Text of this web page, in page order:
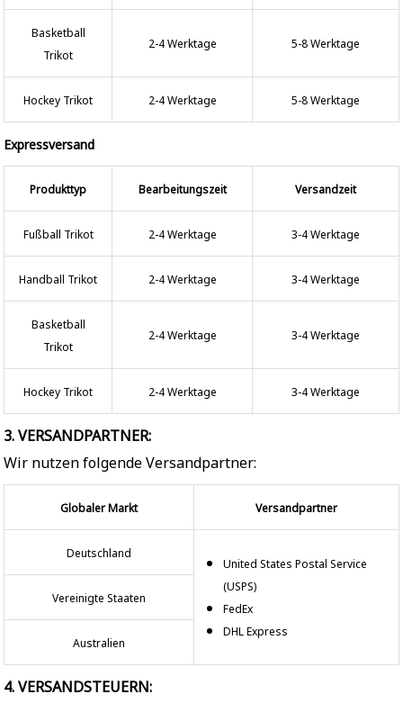
Basketball
Trikot
2-4 Werktage 5-8 Werktage
Hockey Trikot 2-4 Werktage 5-8 Werktage
Expressversand
Produkttyp Bearbeitungszeit Versandzeit
Fußball Trikot 2-4 Werktage 3-4 Werktage
Handball Trikot 2-4 Werktage 3-4 Werktage
Basketball
Trikot
2-4 Werktage 3-4 Werktage
Hockey Trikot 2-4 Werktage 3-4 Werktage
3. VERSANDPARTNER:
Wir nutzen folgende Versandpartner:
Globaler Markt Versandpartner
Deutschland
United States Postal Service
(USPS)
FedEx
DHL Express
Vereinigte Staaten
Australien
4. VERSANDSTEUERN: